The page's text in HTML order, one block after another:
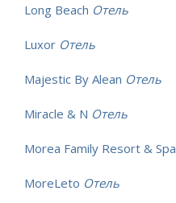
Long Beach Отель
Luxor Отель
Majestic By Alean Отель
Miracle & N Отель
Morea Family Resort & Spa
MoreLeto Отель